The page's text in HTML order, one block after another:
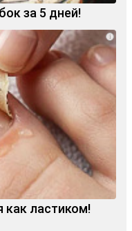
за 5 дней!
i
как ластиком!